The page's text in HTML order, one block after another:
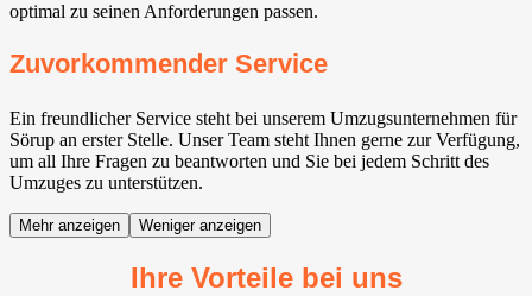
optimal zu seinen Anforderungen passen.
Zuvorkommender Service
Ein freundlicher Service steht bei unserem Umzugsunternehmen für
Sörup an erster Stelle. Unser Team steht Ihnen gerne zur Verfügung,
um all Ihre Fragen zu beantworten und Sie bei jedem Schritt des
Umzuges zu unterstützen.
Mehr anzeigen Weniger anzeigen
Ihre Vorteile bei uns